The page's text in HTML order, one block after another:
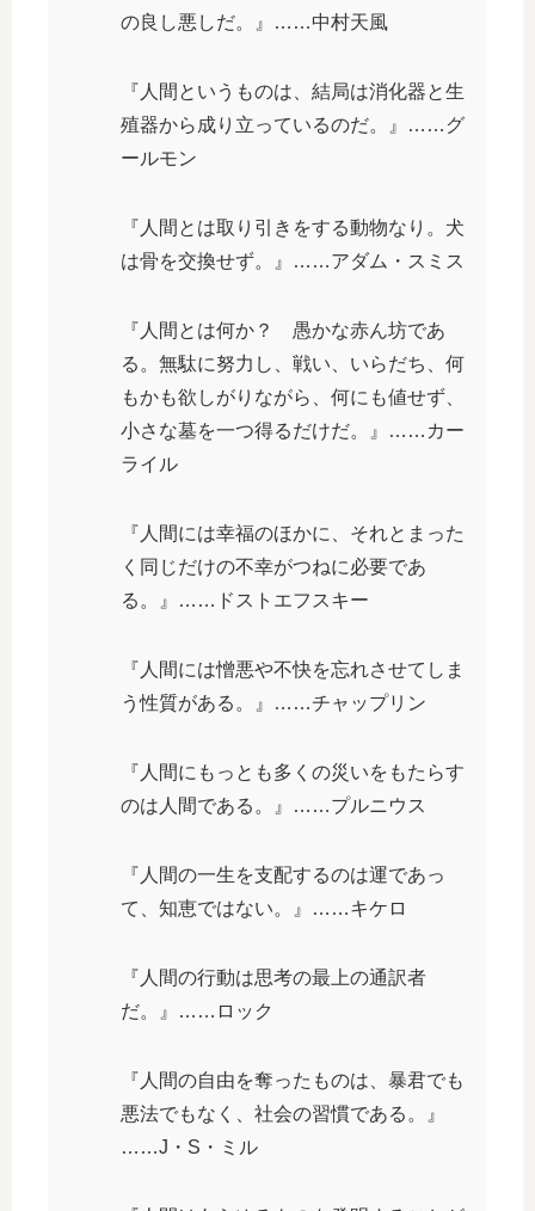
の良し悪しだ。』……中村天風
『人間というものは、結局は消化器と生
殖器から成り立っているのだ。』……グ
ールモン
『人間とは取り引きをする動物なり。犬
は骨を交換せず。』……アダム・スミス
『人間とは何か？ 愚かな赤ん坊であ
る。無駄に努力し、戦い、いらだち、何
もかも欲しがりながら、何にも値せず、
小さな墓を一つ得るだけだ。』……カー
ライル
『人間には幸福のほかに、それとまった
く同じだけの不幸がつねに必要であ
る。』……ドストエフスキー
『人間には憎悪や不快を忘れさせてしま
う性質がある。』……チャップリン
『人間にもっとも多くの災いをもたらす
のは人間である。』……プルニウス
『人間の一生を支配するのは運であっ
て、知恵ではない。』……キケロ
『人間の行動は思考の最上の通訳者
だ。』……ロック
『人間の自由を奪ったものは、暴君でも
悪法でもなく、社会の習慣である。』
……J・S・ミル